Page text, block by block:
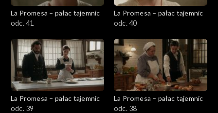
La Promesa – pałac tajemnic
odc. 41
La Promesa – pałac tajemnic
odc. 40
La Promesa – pałac tajemnic
odc. 39
La Promesa – pałac tajemnic
odc. 38